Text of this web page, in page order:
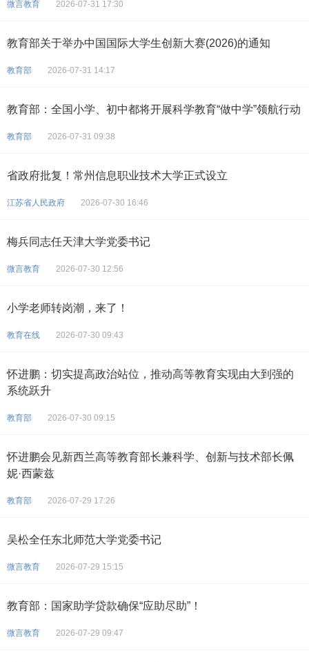
微言教育 2026-07-31 17:30
教育部关于举办中国国际大学生创新大赛(2026)的通知
教育部 2026-07-31 14:17
教育部：全国小学、初中都将开展科学教育“做中学”领航行动
教育部 2026-07-31 09:38
省政府批复！常州信息职业技术大学正式设立
江苏省人民政府 2026-07-30 16:46
梅兵同志任天津大学党委书记
微言教育 2026-07-30 12:56
小学老师转岗潮，来了！
教育在线 2026-07-30 09:43
怀进鹏：切实提高政治站位，推动高等教育实现由大到强的
系统跃升
教育部 2026-07-30 09:15
怀进鹏会见新西兰高等教育部长兼科学、创新与技术部长佩
妮·西蒙兹
教育部 2026-07-29 17:26
吴松全任东北师范大学党委书记
微言教育 2026-07-29 15:15
教育部：国家助学贷款确保“应助尽助”！
微言教育 2026-07-29 09:47